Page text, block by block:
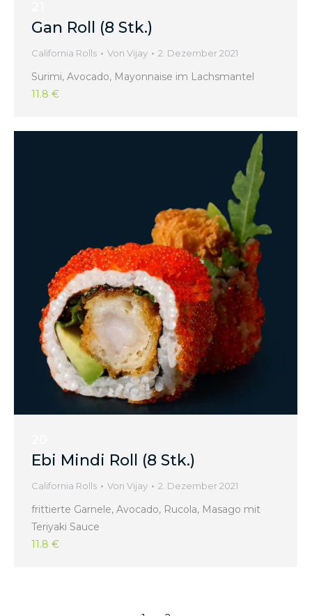
Gan Roll (8 Stk.)
California Rolls Von Vijay 2. Dezember 2021
Surimi, Avocado, Mayonnaise im Lachsmantel
11.8 €
Ebi Mindi Roll (8 Stk.)
California Rolls Von Vijay 2. Dezember 2021
frittierte Garnele, Avocado, Rucola, Masago mit
Teriyaki Sauce
11.8 €